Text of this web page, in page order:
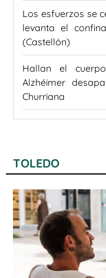
Los esfuerzos se
levanta el
(Castellón)
Hallan el
Alzhéimer
Churriana
TOLEDO